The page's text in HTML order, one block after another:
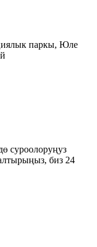
паркы, Юле
суроолоруңуз
биз 24